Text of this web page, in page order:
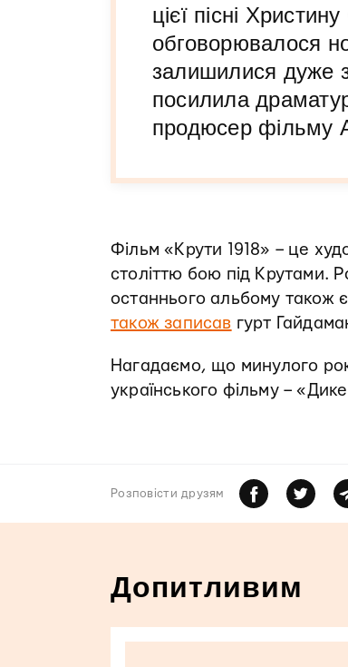
цієї пісні
обговорювалося
залишилися дуже
посилила
продюсер фільму
Фільм «Крути 1918» – це
століттю бою під Крутами.
останнього альбому також
також записав гурт
Нагадаємо, що минулого
українського фільму –
Розповiсти друзям
Допитливим